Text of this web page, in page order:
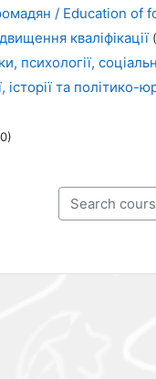
/ Education of
кваліфікації
психології,
історії та політико-
Search courses